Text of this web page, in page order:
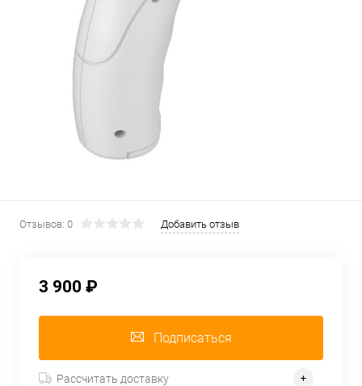
Отзывов: 0 Добавить отзыв
3 900 ₽
Подписаться
Рассчитать доставку